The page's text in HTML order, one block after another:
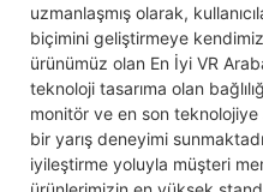
uzmanlaşmış olarak,
biçimini geliştirmeye
ürünümüz olan En İyi VR
teknoloji tasarıma olan
monitör ve en son
bir yarış deneyimi
iyileştirme yoluyla müşteri